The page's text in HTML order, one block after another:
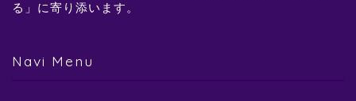
る」に寄り添います。
Navi Menu